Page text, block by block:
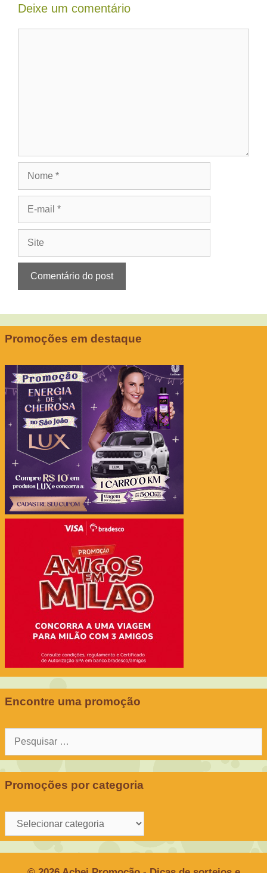
Deixe um comentário
Promoções em destaque
Encontre uma promoção
Pesquisar
Promoções por categoria
Promoções
por